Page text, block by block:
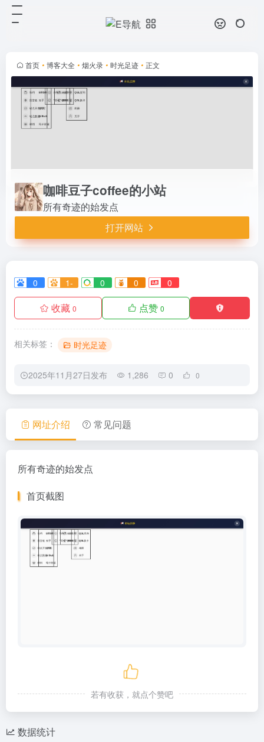
首页 • 博客大全 • 烟火录 • 时光足迹 • 正文
咖啡豆子coffee的小站
所有奇迹的始发点
打开网站
0 1- 0 0 0
收藏 0 点赞 0
相关标签： 时光足迹
2025年11月27日发布 1,286 0 0
网址介绍 常见问题
所有奇迹的始发点
首页截图
若有收获，就点个赞吧
数据统计